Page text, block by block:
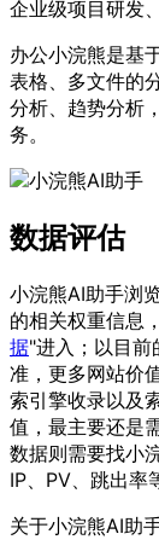
企业级项目研发
办公小浣熊是基
表格、多文件的
分析、趋势分析
务。
数据评估
小浣熊AI助手浏
的相关权重信息
据"进入；以目前
准，更多网站价
索引擎收录以及
值，最主要还是
数据则需要找小
IP、PV、跳出率
关于小浣熊AI助